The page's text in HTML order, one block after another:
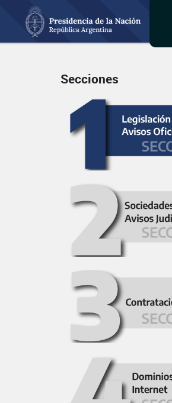
Secciones